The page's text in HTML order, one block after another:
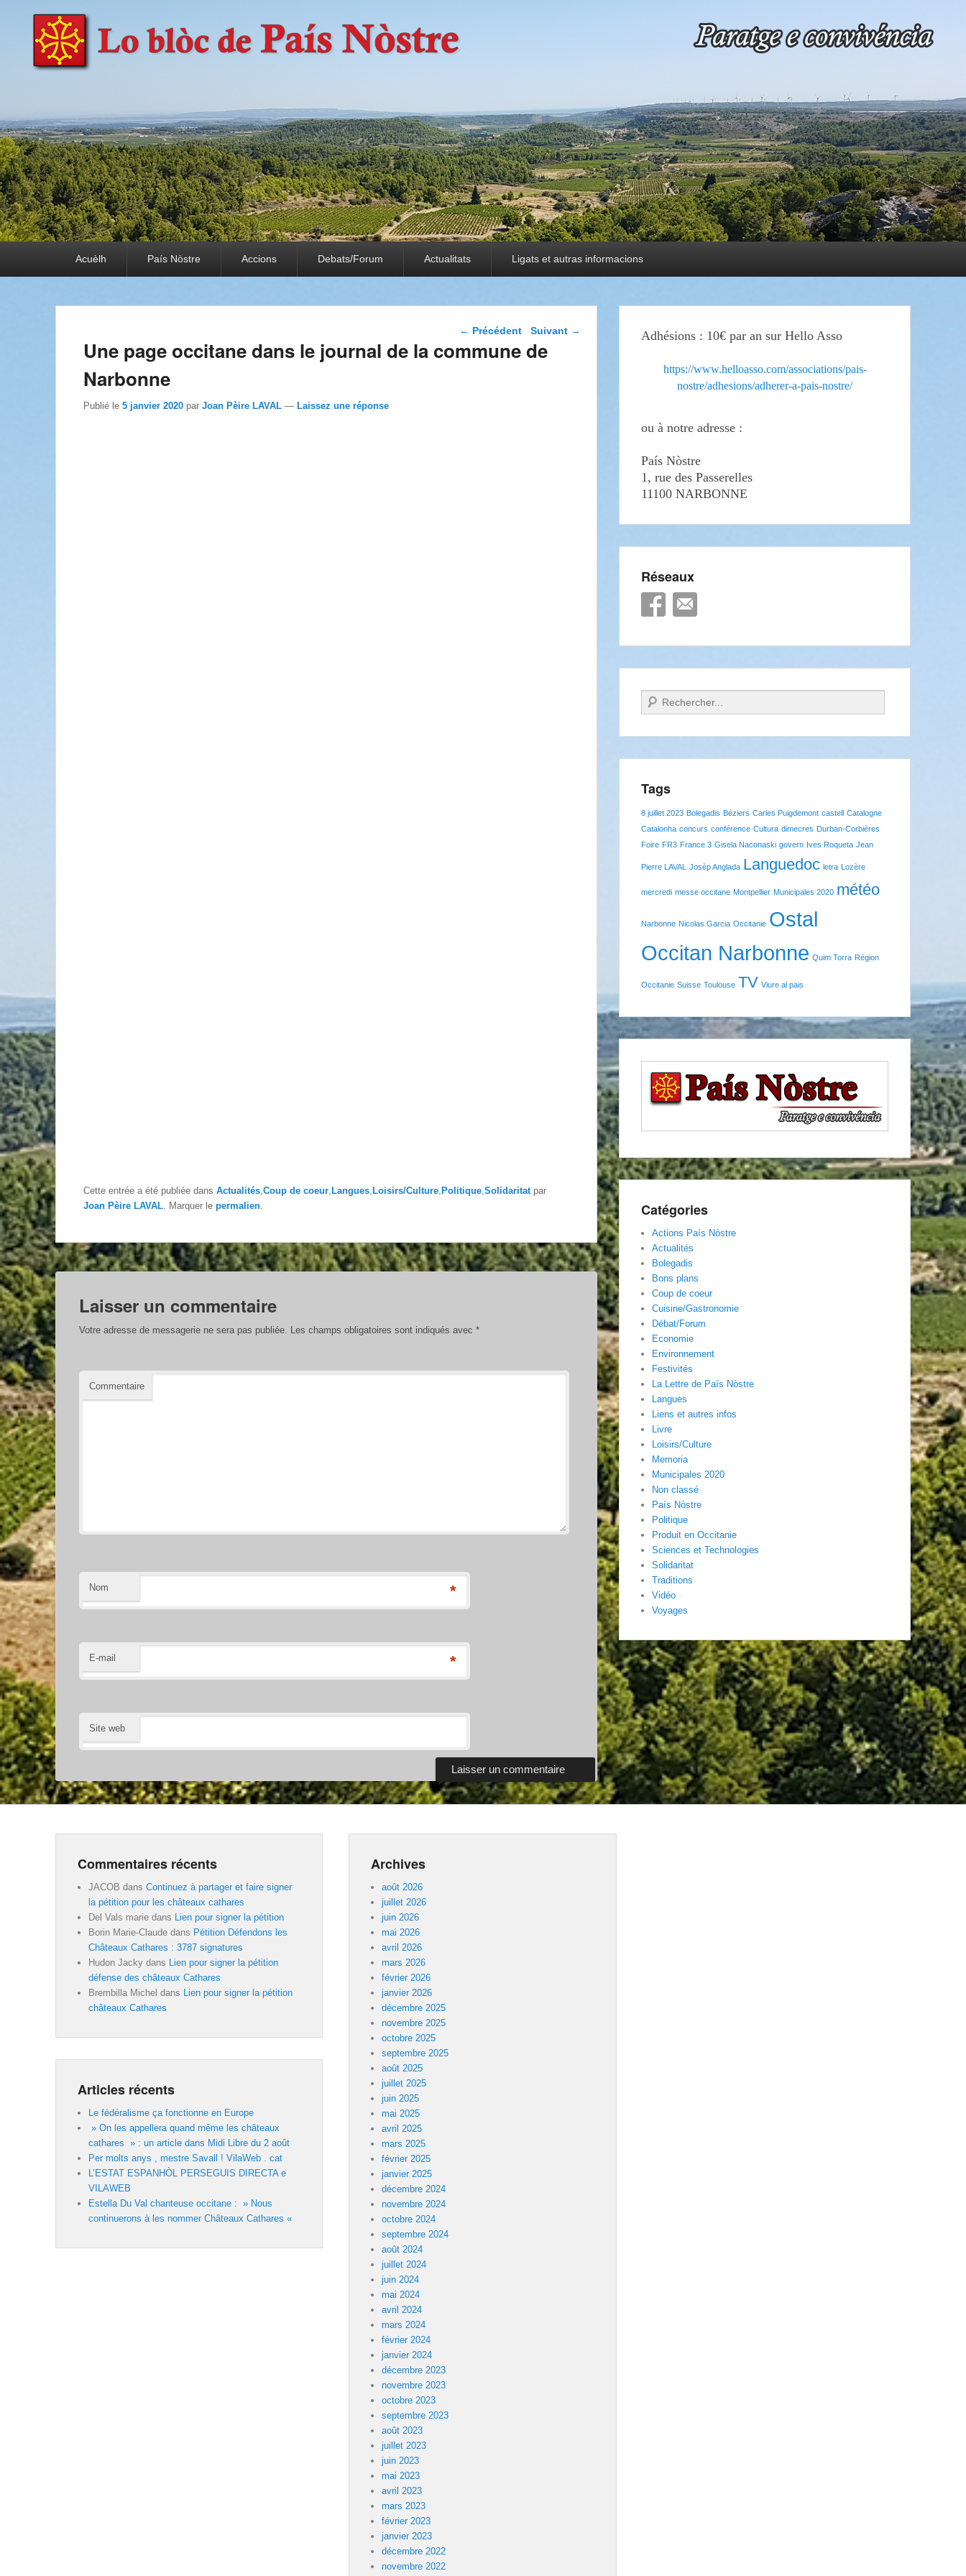
País Nòstre
Paratge e Convivència
Acuèlh País Nòstre Accions Debats/Forum Actualitats Ligats et autras informacions
Navigation dans les
← Précédent Suivant →
Une page occitane dans le journal de la commune de
Narbonne
Publié le 5 janvier 2020 par Joan Pèire LAVAL — Laissez une réponse
Cette entrée a été publiée dans Actualités Coup de coeur Langues Loisirs/Culture Politique Solidaritat par
Joan Pèire LAVAL . Marquer le permalien
Laisser un commentaire
Votre adresse de messagerie ne sera pas publiée. Les champs obligatoires sont indiqués avec *
Commentaire
Nom *
E-mail *
Site web
Adhésions : 10€ par an sur Hello Asso
https://www.helloasso.com/associations/pais-
nostre/adhesions/adherer-a-pais-nostre/
ou à notre adresse :
País Nòstre
1, rue des Passerelles
11100 NARBONNE
Réseaux
Recherche
Tags
8 juillet 2023 Bolegadis Béziers Carles Puigdemont castell Catalogne
Catalonha concurs conférence Cultura dimecres Durban-Corbières
Foire FR3 France 3 Gisela Naconaski govern Ives Roqueta Jean
Pierre LAVAL Josèp Anglada Languedoc letra Lozère
mercredi messe occitane Montpellier Municipales 2020 météo
Narbonne Nicolas Garcia Occitanie Ostal
Occitan Narbonne Quim Torra Région
Occitanie Suisse Toulouse TV Viure al pais
Catégories
Actions País Nòstre
Actualités
Bolegadis
Bons plans
Coup de coeur
Cuisine/Gastronomie
Débat/Forum
Economie
Environnement
Festivités
La Lettre de País Nòstre
Langues
Liens et autres infos
Livre
Loisirs/Culture
Memoria
Municipales 2020
Non classé
País Nòstre
Politique
Produit en Occitanie
Sciences et Technologies
Solidaritat
Traditions
Vidéo
Voyages
Commentaires récents
JACOB dans Continuez à partager et faire signer
la pétition pour les châteaux cathares
Del Vals marie dans Lien pour signer la pétition
Borin Marie-Claude dans Pétition Défendons les
Châteaux Cathares : 3787 signatures
Hudon Jacky dans Lien pour signer la pétition
défense des châteaux Cathares
Brembilla Michel dans Lien pour signer la pétition
châteaux Cathares
Articles récents
Le fédéralisme ça fonctionne en Europe
» On les appellera quand même les châteaux
cathares » : un article dans Midi Libre du 2 août
Per molts anys , mestre Savall ! VilaWeb . cat
L’ESTAT ESPANHÒL PERSEGUIS DIRECTA e
VILAWEB
Estella Du Val chanteuse occitane : » Nous
continuerons à les nommer Châteaux Cathares «
Archives
août 2026
juillet 2026
juin 2026
mai 2026
avril 2026
mars 2026
février 2026
janvier 2026
décembre 2025
novembre 2025
octobre 2025
septembre 2025
août 2025
juillet 2025
juin 2025
mai 2025
avril 2025
mars 2025
février 2025
janvier 2025
décembre 2024
novembre 2024
octobre 2024
septembre 2024
août 2024
juillet 2024
juin 2024
mai 2024
avril 2024
mars 2024
février 2024
janvier 2024
décembre 2023
novembre 2023
octobre 2023
septembre 2023
août 2023
juillet 2023
juin 2023
mai 2023
avril 2023
mars 2023
février 2023
janvier 2023
décembre 2022
novembre 2022